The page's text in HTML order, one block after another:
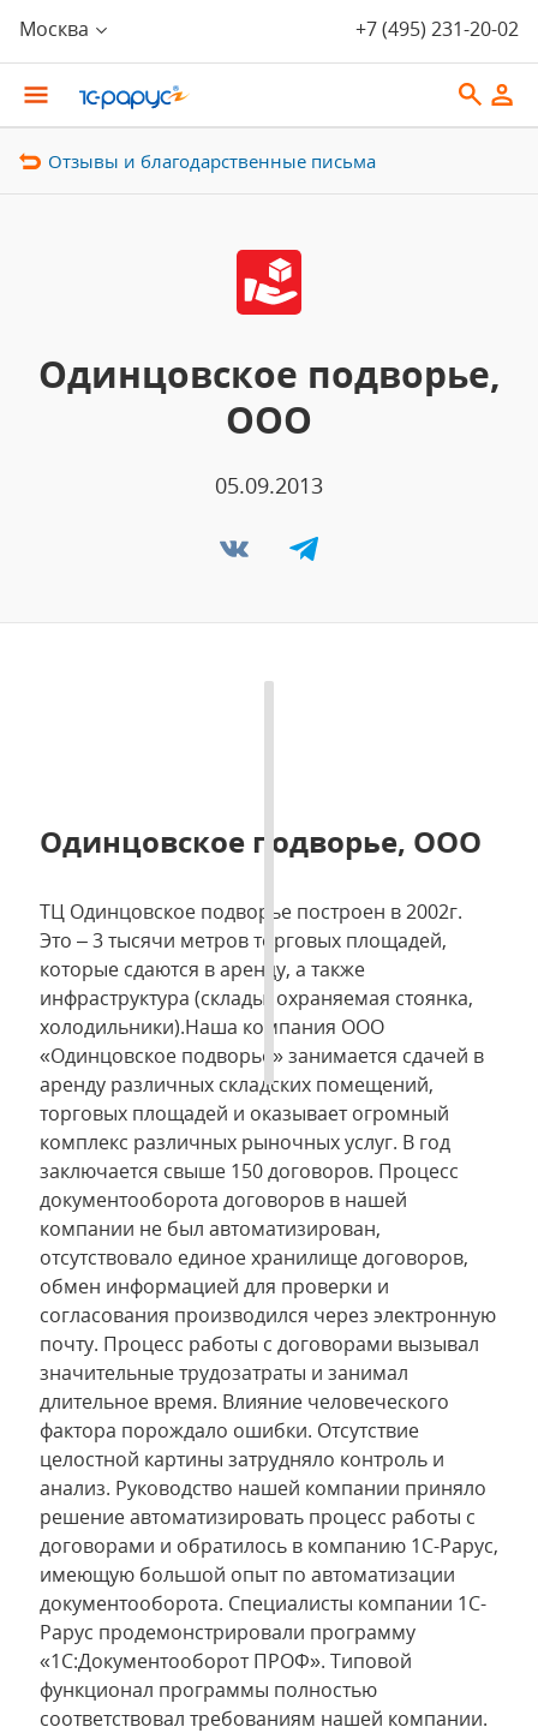
Москва +7 (495) 231-20-02
Отзывы и благодарственные письма
Одинцовское подворье,
ООО
05.09.2013
Одинцовское подворье, ООО
ТЦ Одинцовское подворье построен в 2002г.
Это – 3 тысячи метров торговых площадей,
которые сдаются в аренду, а также
инфраструктура (склады, охраняемая стоянка,
холодильники).Наша компания ООО
«Одинцовское подворье» занимается сдачей в
аренду различных складских помещений,
торговых площадей и оказывает огромный
комплекс различных рыночных услуг. В год
заключается свыше 150 договоров. Процесс
документооборота договоров в нашей
компании не был автоматизирован,
отсутствовало единое хранилище договоров,
обмен информацией для проверки и
согласования производился через электронную
почту. Процесс работы с договорами вызывал
значительные трудозатраты и занимал
длительное время. Влияние человеческого
фактора порождало ошибки. Отсутствие
целостной картины затрудняло контроль и
анализ. Руководство нашей компании приняло
решение автоматизировать процесс работы с
договорами и обратилось в компанию 1С-Рарус,
имеющую большой опыт по автоматизации
документооборота. Специалисты компании 1С-
Рарус продемонстрировали программу
«1С:Документооборот ПРОФ». Типовой
функционал программы полностью
соответствовал требованиям нашей компании.